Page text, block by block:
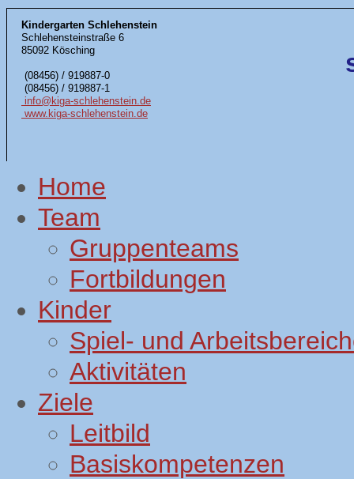
Kindergarten Schlehenstein
Schlehensteinstraße 6
85092 Kösching
(08456) / 919887-0
(08456) / 919887-1
info@kiga-schlehenstein.de
www.kiga-schlehenstein.de
Home
Team
Gruppenteams
Fortbildungen
Kinder
Spiel- und
Aktivitäten
Ziele
Leitbild
Basiskompetenzen